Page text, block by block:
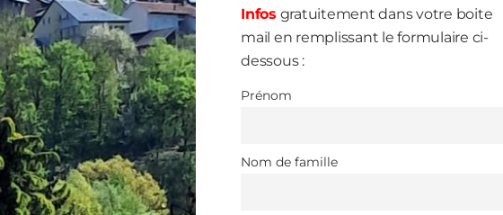
Infos gratuitement dans votre boite
mail en remplissant le formulaire ci-
dessous :
Prénom
Nom de famille